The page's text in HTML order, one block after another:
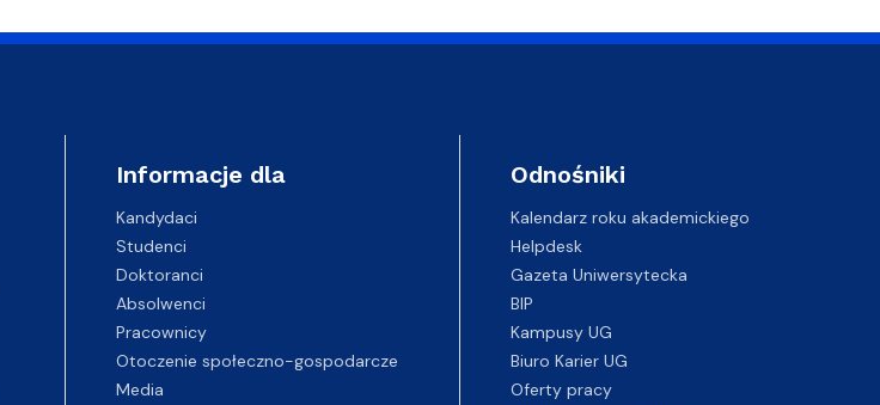
Informacje dla
Kandydaci
Studenci
Doktoranci
Absolwenci
Pracownicy
Otoczenie społeczno-gospodarcze
Media
Odnośniki
Kalendarz roku akademickiego
Helpdesk
Gazeta Uniwersytecka
BIP
Kampusy UG
Biuro Karier UG
Oferty pracy